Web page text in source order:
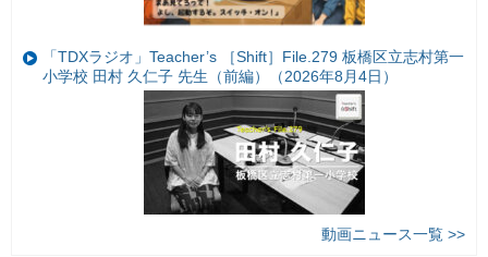
「TDXラジオ」Teacher’s ［Shift］File.279 板橋区立志村第一
小学校 田村 久仁子 先生（前編）（2026年8月4日）
動画ニュース一覧 >>